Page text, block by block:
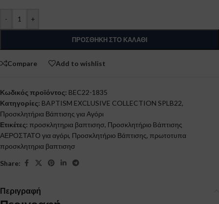
- +
ΠΡΟΣΘΉΚΗ ΣΤΟ ΚΑΛΆΘΙ
Compare Add to wishlist
Κωδικός προϊόντος: BEC22-1835
Κατηγορίες: BAPTISM EXCLUSIVE COLLECTION SPLB22,
Προσκλητήρια Βάπτισης για Αγόρι
Ετικέτες: προσκλητηρια βαπτισησ, Προσκλητήριο Bάπτισης
ΑΕΡΟΣΤΑΤΟ για αγόρι, Προσκλητήριο Βάπτισης, πρωτοτυπα
προσκλητηρια βαπτισησ
Share:
Περιγραφή